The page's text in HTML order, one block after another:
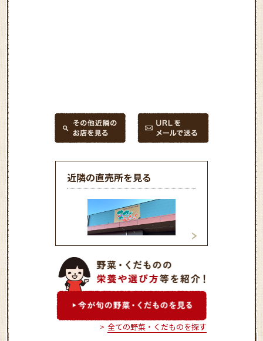
近隣の直売所を見る
直売所「菜さい来んさ
い！」下松店
直売所「菜さい来
い！」新南陽店
全ての野菜・くだものを探す